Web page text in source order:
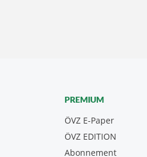
PREMIUM
ÖVZ E-Paper
Abonnement
ÖVZ EDITION